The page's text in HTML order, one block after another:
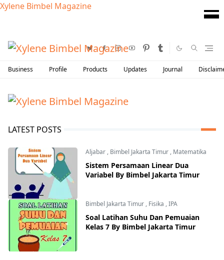
Xylene Bimbel Magazine
Business Profile Products Updates Journal
LATEST POSTS
Aljabar, Bimbel Jakarta Timur, Matematika
Sistem Persamaan Linear Dua
Variabel By Bimbel Jakarta Timur
Bimbel Jakarta Timur, Fisika ,IPA
Soal Latihan Suhu Dan Pemuaian
Kelas 7 By Bimbel Jakarta Timur